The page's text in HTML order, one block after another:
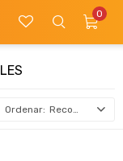
0
Recomendados